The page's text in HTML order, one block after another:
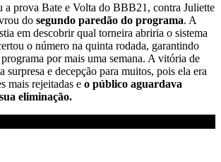
a prova Bate e Volta do BBB21, contra Juliette
do segundo paredão do programa. A
em descobrir qual torneira abriria o sistema
o número na quinta rodada, garantindo
por mais uma semana. A vitória de
e decepção para muitos, pois ela era
mais rejeitadas e o público aguardava
eliminação.